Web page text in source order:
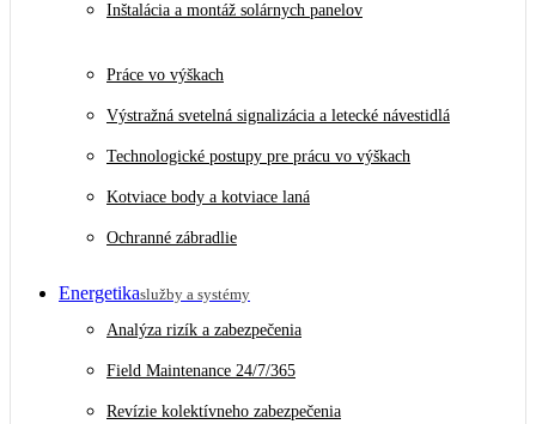
Inštalácia a montáž solárnych panelov
Práce vo výškach
Výstražná svetelná signalizácia a letecké návestidlá
Technologické postupy pre prácu vo výškach
Kotviace body a kotviace laná
Ochranné zábradlie
Energetikaslužby a systémy
Analýza rizík a zabezpečenia
Field Maintenance 24/7/365
Revízie kolektívneho zabezpečenia